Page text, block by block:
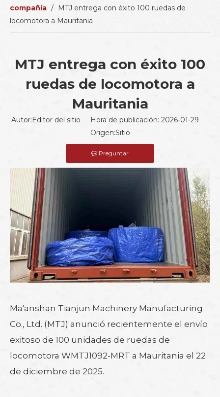
compañía /
MTJ entrega con éxito 100 ruedas de
locomotora a Mauritania
MTJ entrega con éxito 100
ruedas de locomotora a
Mauritania
Autor:Editor del sitio Hora de publicación: 2026-01-29
Origen:Sitio
Preguntar
Ma'anshan Tianjun Machinery Manufacturing
Co., Ltd. (MTJ) anunció recientemente el envío
exitoso de 100 unidades de ruedas de
locomotora WMTJ1092-MRT a Mauritania el 22
de diciembre de 2025.